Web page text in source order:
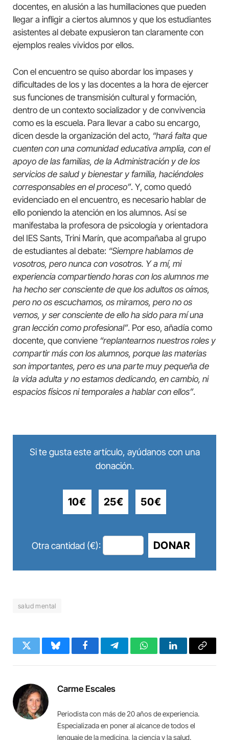
docentes, en alusión a las humillaciones que pueden
llegar a infligir a ciertos alumnos y que los estudiantes
asistentes al debate expusieron tan claramente con
ejemplos reales vividos por ellos.
Con el encuentro se quiso abordar los impases y
dificultades de los y las docentes a la hora de ejercer
sus funciones de transmisión cultural y formación,
dentro de un contexto socializador y de convivencia
como es la escuela. Para llevar a cabo su encargo,
dicen desde la organización del acto, “hará falta que
cuenten con una comunidad educativa amplia, con el
apoyo de las familias, de la Administración y de los
servicios de salud y bienestar y familia, haciéndoles
corresponsables en el proceso”. Y, como quedó
evidenciado en el encuentro, es necesario hablar de
ello poniendo la atención en los alumnos. Así se
manifestaba la profesora de psicología y orientadora
del IES Sants, Trini Marín, que acompañaba al grupo
de estudiantes al debate: “Siempre hablamos de
vosotros, pero nunca con vosotros. Y a mí, mi
experiencia compartiendo horas con los alumnos me
ha hecho ser consciente de que los adultos os oímos,
pero no os escuchamos, os miramos, pero no os
vemos, y ser consciente de ello ha sido para mí una
gran lección como profesional”. Por eso, añadía como
docente, que conviene “replantearnos nuestros roles y
compartir más con los alumnos, porque las materias
son importantes, pero es una parte muy pequeña de
la vida adulta y no estamos dedicando, en cambio, ni
espacios físicos ni temporales a hablar con ellos”.
Si te gusta este artículo, ayúdanos con una
donación.
10€ 25€ 50€
Otra cantidad (€): DONAR
salud mental
Twitter BlueskyFacebookTelegramWhatsAppLinkedInCopy
Carme Escales
Periodista con más de 20 años de experiencia.
Especializada en poner al alcance de todos el
lenguaje de la medicina, la ciencia y la salud.